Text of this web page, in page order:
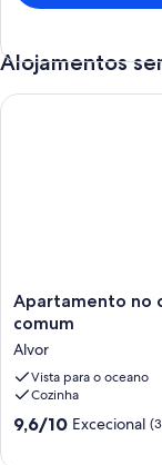
Alojamentos
Apartamento
no
da
vila
com
piscina
comum
Apartamento no
comum
Alvor
Vista para o oceano
Cozinha
Pontuação
9,6/10 Excecional
Apartamento no